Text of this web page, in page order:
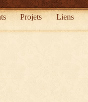
Projets Liens